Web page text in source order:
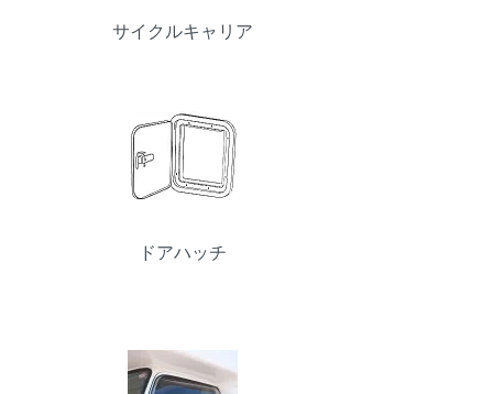
サイクルキャリア
ドアハッチ